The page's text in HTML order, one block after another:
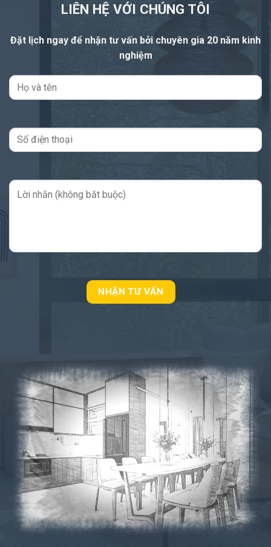
LIÊN HỆ VỚI CHÚNG TÔI
Đặt lịch ngay để nhận tư vấn bởi chuyên gia 20 năm kinh
nghiệm